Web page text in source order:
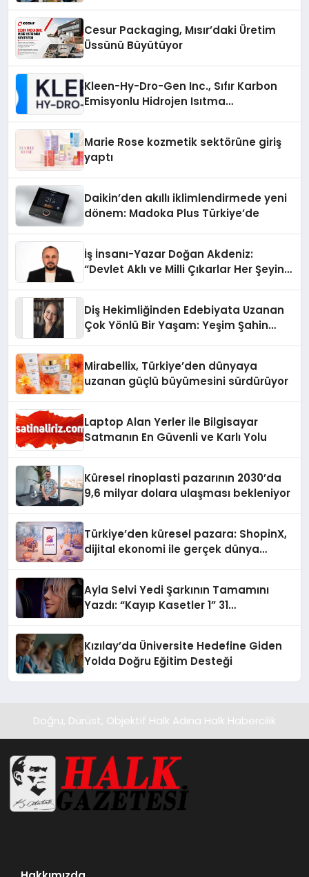
Cesur Packaging, Mısır’daki Üretim
Üssünü Büyütüyor
Kleen-Hy-Dro-Gen Inc., Sıfır Karbon
Emisyonlu Hidrojen Isıtma
Marie Rose kozmetik sektörüne giriş
yaptı
Daikin’den akıllı iklimlendirmede yeni
dönem: Madoka Plus Türkiye’de
İş İnsanı-Yazar Doğan Akdeniz:
“Devlet Aklı ve Milli Çıkarlar Her Şeyin
Diş Hekimliğinden Edebiyata Uzanan
Çok Yönlü Bir Yaşam: Yeşim Şahin
Mirabellix, Türkiye’den dünyaya
uzanan güçlü büyümesini sürdürüyor
Laptop Alan Yerler ile Bilgisayar
Satmanın En Güvenli ve Karlı Yolu
Küresel rinoplasti pazarının 2030’da
9,6 milyar dolara ulaşması bekleniyor
Türkiye’den küresel pazara: ShopinX,
dijital ekonomi ile gerçek dünya
Ayla Selvi Yedi Şarkının Tamamını
Yazdı: “Kayıp Kasetler 1” 31
Kızılay’da Üniversite Hedefine Giden
Yolda Doğru Eğitim Desteği
Doğru, Dürüst, Objektif Halk Adına Halk Habercilik